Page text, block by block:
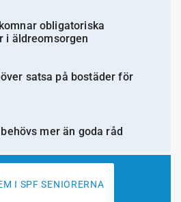
obligatoriska
i äldreomsorgen
satsa på bostäder för
mer än goda råd
I SPF SENIORERNA